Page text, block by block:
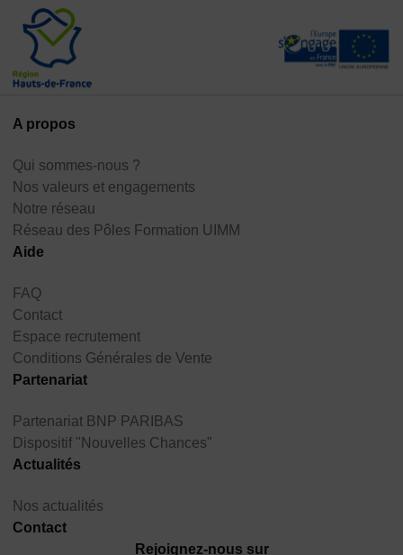
A propos
Qui sommes-nous ?
Nos valeurs et engagements
Notre réseau
Réseau des Pôles Formation UIMM
Aide
FAQ
Contact
Espace recrutement
Conditions Générales de Vente
Partenariat
Partenariat BNP PARIBAS
Dispositif "Nouvelles Chances"
Actualités
Nos actualités
Contact
Rejoignez-nous sur